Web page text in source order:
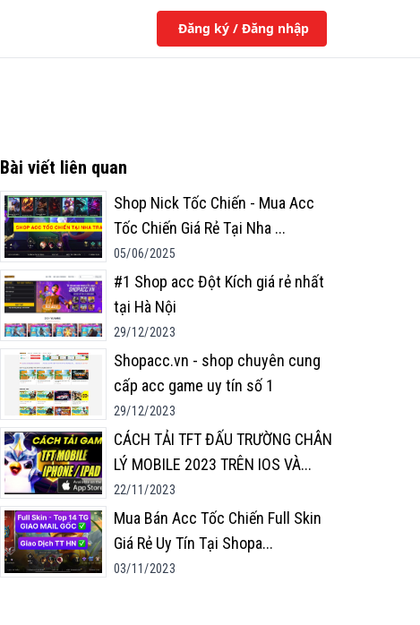
Đăng ký / Đăng nhập
Bài viết liên quan
Shop Nick Tốc Chiến - Mua Acc
Tốc Chiến Giá Rẻ Tại Nha ...
05/06/2025
#1 Shop acc Đột Kích giá rẻ nhất
tại Hà Nội
29/12/2023
Shopacc.vn - shop chuyên cung
cấp acc game uy tín số 1
29/12/2023
CÁCH TẢI TFT ĐẤU TRƯỜNG CHÂN
LÝ MOBILE 2023 TRÊN IOS VÀ...
22/11/2023
Mua Bán Acc Tốc Chiến Full Skin
Giá Rẻ Uy Tín Tại Shopa...
03/11/2023